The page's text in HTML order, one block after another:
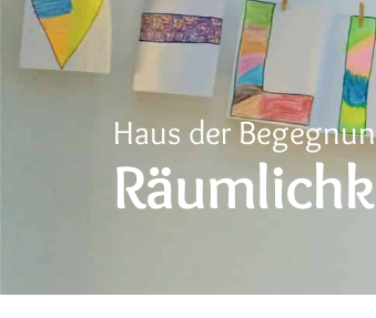
Haus der